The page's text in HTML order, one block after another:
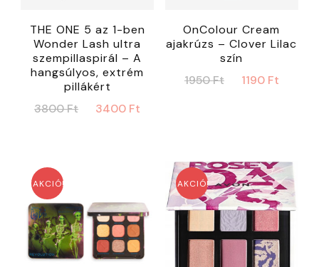
THE ONE 5 az 1-ben
Wonder Lash ultra
szempillaspirál – A
hangsúlyos, extrém
pillákért
3800Ft
Original
3400 Ft
OnColour Cream
ajakrúzs – Clover Lilac
szín
1950Ft
Original
1190 Ft
AKCIÓ! AKCIÓ!